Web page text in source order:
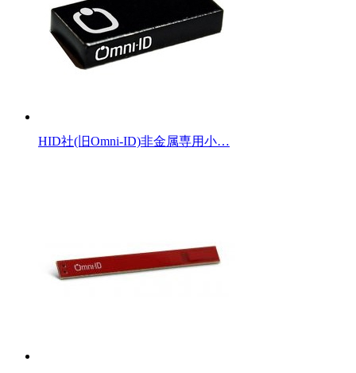
HID社(旧Omni-ID)非金属専用小…